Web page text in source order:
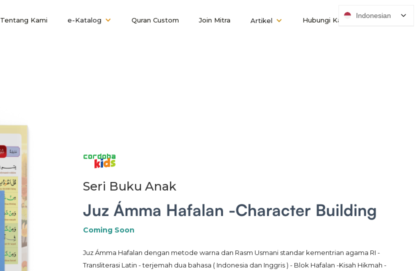
Tentang Kami e-Katalog Quran Custom Join Mitra Artikel Hubungi Kami
Seri Buku Anak
Juz Ámma Hafalan -Character Building
Coming Soon
Juz Ámma Hafalan dengan metode warna dan Rasm Usmani standar kementrian agama RI -
Transliterasi Latin - terjemah dua bahasa ( Indonesia dan Inggris ) - Blok Hafalan -Kisah Hikmah -
Indonesian